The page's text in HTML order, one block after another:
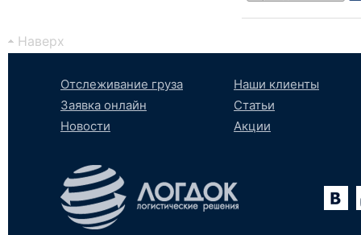
Наверх
Отслеживание груза
Заявка онлайн
Новости
Наши клиенты
Статьи
Акции
ВконтактеYouTubetumblr
SoundCloud